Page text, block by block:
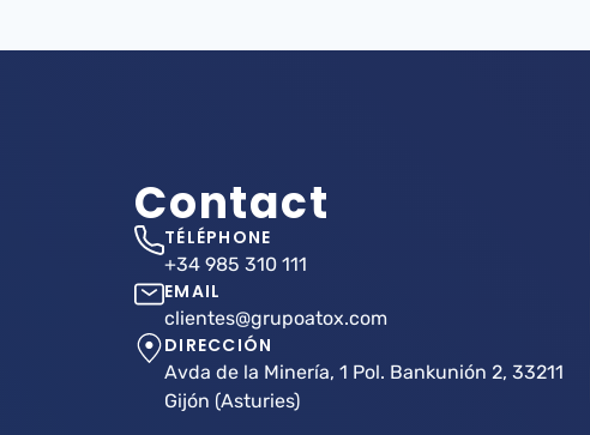
Contact
TÉLÉPHONE
+34 985 310 111
EMAIL
clientes@grupoatox.com
DIRECCIÓN
Avda de la Minería, 1 Pol. Bankunión 2, 33211
Gijón (Asturies)